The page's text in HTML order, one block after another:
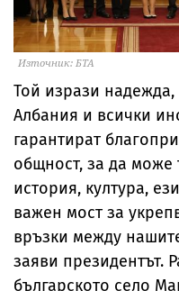
Източник: БТА
Той изрази надежда,
Албания и всички
гарантират
общност, за да може
история, култура,
важен мост за
връзки между
заяви президентът.
българското село